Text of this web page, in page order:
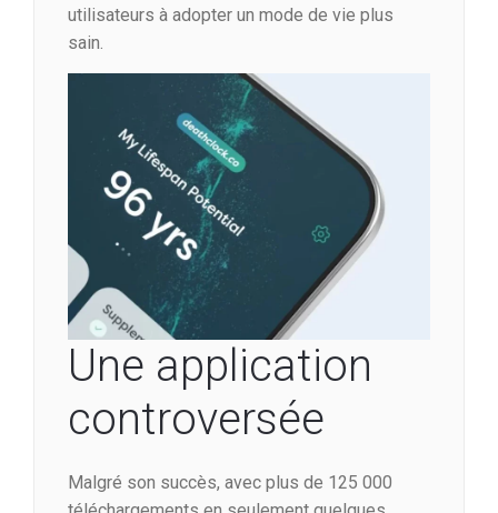
utilisateurs à adopter un mode de vie plus
sain.
Une application
controversée
Malgré son succès, avec plus de 125 000